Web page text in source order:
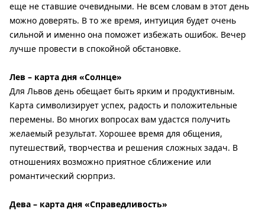
еще не ставшие очевидными. Не всем словам в этот день
можно доверять. В то же время, интуиция будет очень
сильной и именно она поможет избежать ошибок. Вечер
лучше провести в спокойной обстановке.
Лев – карта дня «Солнце»
Для Львов день обещает быть ярким и продуктивным.
Карта символизирует успех, радость и положительные
перемены. Во многих вопросах вам удастся получить
желаемый результат. Хорошее время для общения,
путешествий, творчества и решения сложных задач. В
отношениях возможно приятное сближение или
романтический сюрприз.
Дева – карта дня «Справедливость»